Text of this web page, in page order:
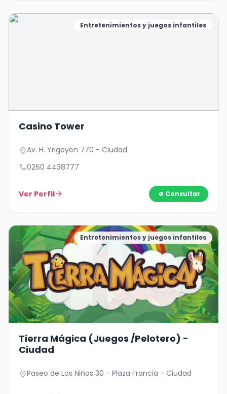
Entretenimientos y juegos infantiles
Casino Tower
location_onAv. H. Yrigoyen 770 - Ciudad
call0260 4438777
Ver Perfilarrow_forward Consultar
Entretenimientos y juegos infantiles
Tierra Mágica (Juegos /Pelotero) -
Ciudad
location_onPaseo de Los Niños 30 - Plaza Francia - Ciudad